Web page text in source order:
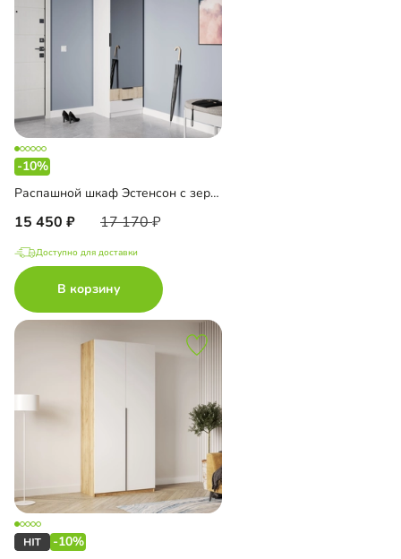
-10%
Распашной шкаф Эстенсон с зеркалом
15 450 17 170
Доступно для доставки
В корзину
-10%